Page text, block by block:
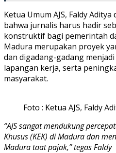
Ketua Umum AJS, Faldy
bahwa jurnalis harus hadir
konstruktif bagi pemerintah
Madura merupakan proyek
dan digadang-gadang
lapangan kerja, serta
masyarakat.
Foto : Ketua AJS, Faldy
“AJS sangat mendukung
Khusus (KEK) di Madura dan
Madura taat pajak,” tegas Faldy